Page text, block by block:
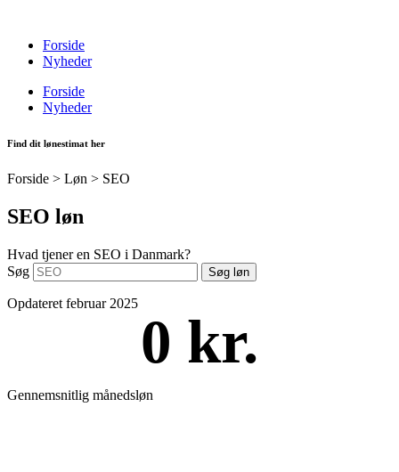
indholdForside
Nyheder
Forside
Nyheder
Find dit lønestimat her
Forside > Løn > SEO
SEO løn
Hvad tjener en SEO i Danmark?
Søg
Søg løn
Opdateret februar 2025
0 kr.
Gennemsnitlig månedsløn